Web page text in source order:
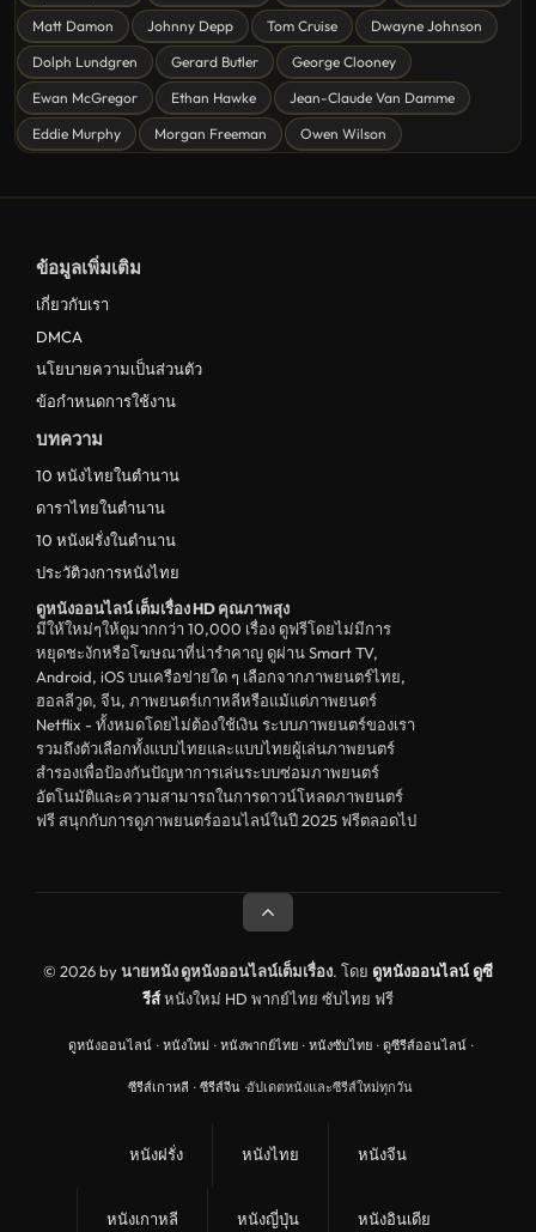
ดูหนังแฟนตาซี Fantasy
ดูหนังลึกลับ Mystery
ดูหนังอนิเมชั่น Animation
ดูหนังไซไฟ Sci-Fi
ดูหนังญี่ปุ่น Japan
ดูหนังชีวประวัติ Biography
ดูหนังเกาหลีใต้ South Korea
ระทึกขวัญ
ดูหนังจีน China
unknown
ดูหนังอีโรติก R18+ erotic
บู๊
หนังฝรั่ง
ดูหนังสารคดี Documentary
สยองขวัญ
ดูหนังอินเดีย India
ดูหนังจีนฮ่องกง Hong Kong
ดูหนังฝรั่งเศส France
ดูหนังฝรั่งแคนนาดา Canada
หนังรักโรแมนติก
อาชญากรรม
ดูหนังเพลง Music
ดูหนังกีฬา Sport
Matt Damon
Johnny Depp Tom Cruise
Dwayne Johnson
Dolph Lundgren
Gerard Butler
George Clooney
Ewan McGregor
Ethan Hawke
Jean-Claude Van Damme
Eddie Murphy
Morgan Freeman Owen Wilson
ข้อมูลเพิ่มเติม
เกี่ยวกับเรา
DMCA
นโยบายความเป็นส่วนตัว
ข้อกำหนดการใช้งาน
บทความ
10 หนังไทยในตำนาน
ดาราไทยในตำนาน
10 หนังฝรั่งในตำนาน
ประวัติวงการหนังไทย
ดูหนังออนไลน์ เต็มเรื่อง HD คุณภาพสุง
มีให้ใหม่ๆให้ดูมากกว่า 10,000 เรื่อง ดูฟรีโดยไม่มีการ
หยุดชะงักหรือโฆษณาที่น่ารำคาญ ดูผ่าน Smart TV,
Android, iOS บนเครือข่ายใด ๆ เลือกจากภาพยนตร์ไทย,
ฮอลลีวูด, จีน, ภาพยนตร์เกาหลีหรือแม้แต่ภาพยนตร์
Netflix - ทั้งหมดโดยไม่ต้องใช้เงิน ระบบภาพยนตร์ของเรา
รวมถึงตัวเลือกทั้งแบบไทยและแบบไทยผู้เล่นภาพยนตร์
สำรองเพื่อป้องกันปัญหาการเล่นระบบซ่อมภาพยนตร์
อัตโนมัติและความสามารถในการดาวน์โหลดภาพยนตร์
ฟรี สนุกกับการดูภาพยนตร์ออนไลน์ในปี 2025 ฟรีตลอดไป
© 2026 byนายหนัง ดูหนังออนไลน์เต็มเรื่อง. โดย ดูหนังออนไลน์ ดูซี
รีส์หนังใหม่ HD พากย์ไทย ซับไทย ฟรี
ดูหนังออนไลน์ · หนังใหม่ · หนังพากย์ไทย · หนังซับไทย · ดูซีรีส์ออนไลน์ ·
ซีรีส์เกาหลี · ซีรีส์จีน ·อัปเดตหนังและซีรีส์ใหม่ทุกวัน
หนังฝรั่ง หนังไทย หนังจีน
หนังเกาหลี หนังญี่ปุ่น หนังอินเดีย